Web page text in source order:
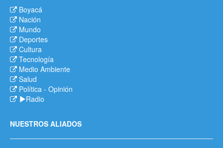
Boyacá
Nación
Mundo
Deportes
Cultura
Tecnología
Medio Ambiente
Salud
Política - Opinión
Radio
NUESTROS ALIADOS